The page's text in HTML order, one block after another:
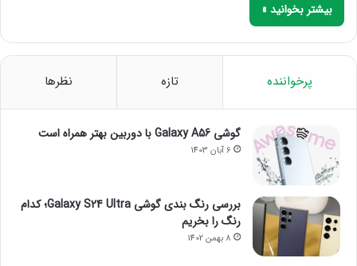
بیشتر بخوانید »
پرخواننده تازه نظرها
گوشی Galaxy A56 با دوربین بهتر همراه است
6 آبان 1403
بررسی رنگ بندی گوشی Galaxy S24 Ultra؛ کدام
رنگ را بخریم
8 بهمن 1402